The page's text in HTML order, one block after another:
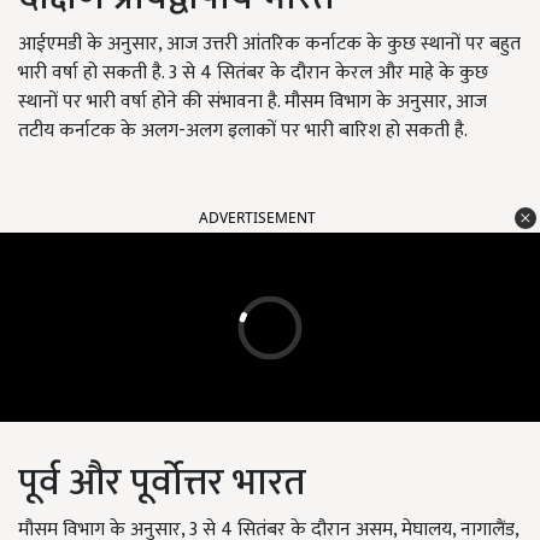
आईएमडी के अनुसार, आज उत्तरी आंतरिक कर्नाटक के कुछ स्थानों पर बहुत
भारी वर्षा हो सकती है. 3 से 4 सितंबर के दौरान केरल और माहे के कुछ
स्थानों पर भारी वर्षा होने की संभावना है. मौसम विभाग के अनुसार, आज
तटीय कर्नाटक के अलग-अलग इलाकों पर भारी बारिश हो सकती है.
ADVERTISEMENT
पूर्व और पूर्वोत्तर भारत
मौसम विभाग के अनुसार, 3 से 4 सितंबर के दौरान असम, मेघालय, नागालैंड,